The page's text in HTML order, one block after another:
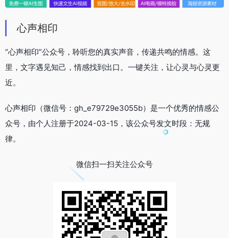
心声相印
“心声相印”公众号，聆听您的真实声音，传递共鸣的情感。这
里，文字遇见知己，情感找到出口。一键关注，让心灵与心灵更
近。
心声相印（微信号：gh_e79729e3055b）是一个优秀的情感公
众号，由个人注册于2024-03-15，该公众号发文时段：无规
律。
微信扫一扫关注公众号